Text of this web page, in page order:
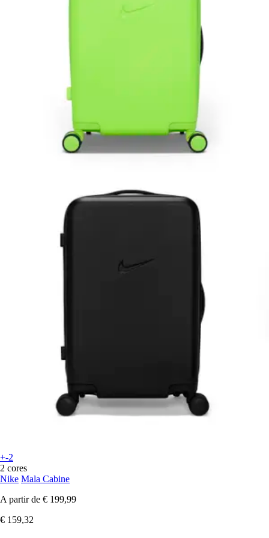
+-2
2 cores
Nike Mala Cabine
A partir de € 199,99
€ 159,32